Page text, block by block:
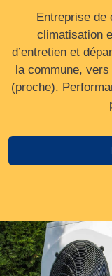
Entreprise de
climatisation
d’entretien et
la commune, vers
(proche).